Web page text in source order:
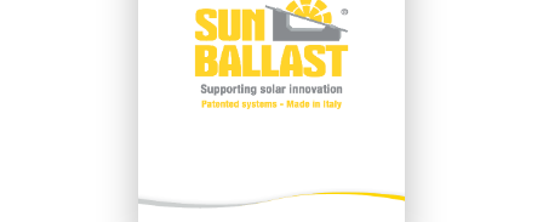
DI COSA DI OCCUPI?*
Installatore